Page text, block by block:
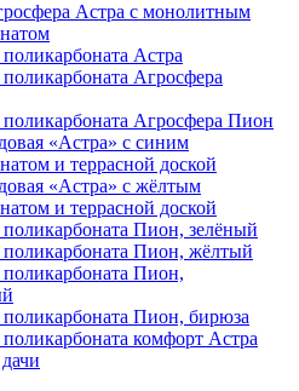
Астра с монолитным
поликарбоната Астра
поликарбоната Агросфера
поликарбоната Агросфера Пион
«Астра» с синим
и террасной доской
«Астра» с жёлтым
и террасной доской
поликарбоната Пион, зелёный
поликарбоната Пион, жёлтый
поликарбоната Пион,
поликарбоната Пион, бирюза
поликарбоната комфорт Астра